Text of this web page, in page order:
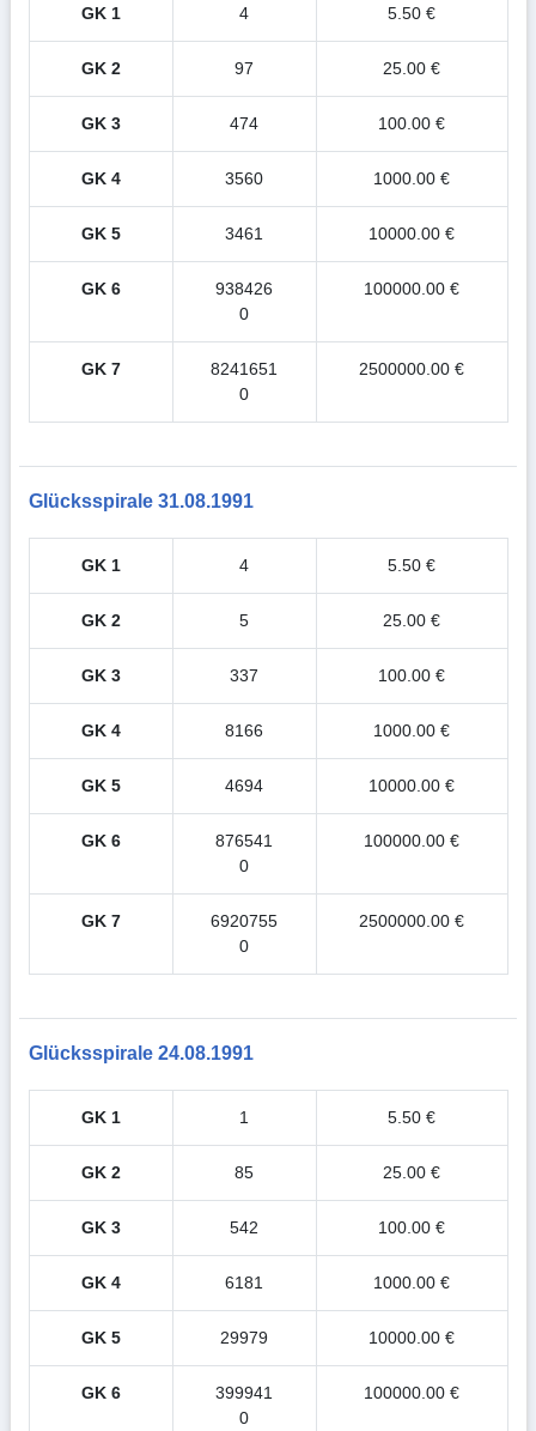
GK 1 4 5.50 €
GK 2 97 25.00 €
GK 3 474 100.00 €
GK 4 3560 1000.00 €
GK 5 3461 10000.00 €
GK 6
938426
0
100000.00 €
GK 7
8241651
0
2500000.00 €
Glücksspirale 31.08.1991
GK 1 4 5.50 €
GK 2 5 25.00 €
GK 3 337 100.00 €
GK 4 8166 1000.00 €
GK 5 4694 10000.00 €
GK 6
876541
0
100000.00 €
GK 7
6920755
0
2500000.00 €
Glücksspirale 24.08.1991
GK 1 1 5.50 €
GK 2 85 25.00 €
GK 3 542 100.00 €
GK 4 6181 1000.00 €
GK 5 29979 10000.00 €
GK 6
399941
0
100000.00 €